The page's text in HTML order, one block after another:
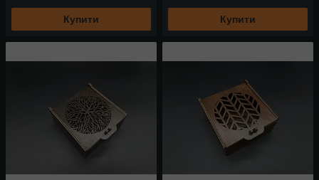
Купити Купити